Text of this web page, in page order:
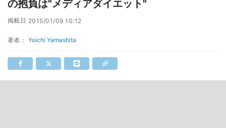
の抱負は"メディアダイエット"
掲載日 2015/01/09 10:12
著者： Yoichi Yamashita